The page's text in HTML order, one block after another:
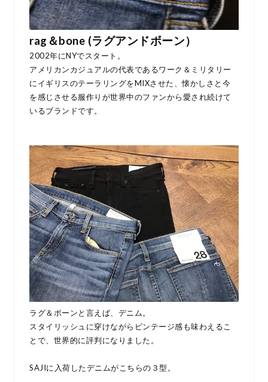
rag＆bone (ラグアンドボーン）
2002年にNYでスタート。
アメリカンカジュアルの代表であるワーク＆ミリタリー
にイギリスのテーラリングをMIXさせた、懐かしさと今
を感じさせる服作りが世界中のファンから愛され続けて
いるブランドです。
ラグ＆ボーンと言えば、デニム。
スタイリッシュに穿けながらビンテージ感も味わえるこ
とで、世界的に評判になりました。
SAJIに入荷したデニムがこちらの３型。